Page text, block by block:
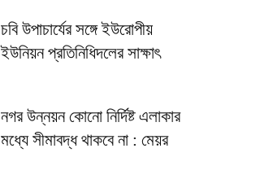
চবি উপাচার্যের সঙ্গে ইউরোপীয়
ইউনিয়ন প্রতিনিধিদলের সাক্ষাৎ
নগর উন্নয়ন কোনো নির্দিষ্ট এলাকার
মধ্যে সীমাবদ্ধ থাকবে না : মেয়র